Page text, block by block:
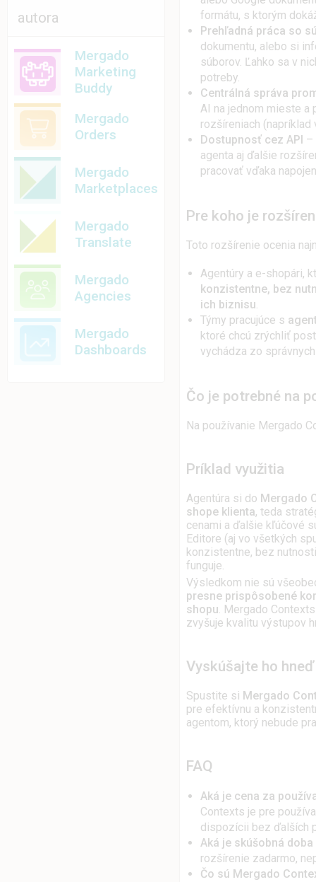
autora
Mergado
Marketing
Buddy
Mergado
Orders
Mergado
Marketplaces
Mergado
Translate
Mergado
Agencies
Mergado
Dashboards
formátu, s ktorým
Prehľadná práca so
dokumentu, alebo si
súborov. Ľahko sa v
potreby.
Centrálná správa
AI na jednom mieste a
rozšíreniach (napríklad
Dostupnosť cez API –
agenta aj ďalšie
pracovať vďaka
Pre koho je
Toto rozšírenie ocenia
Agentúry a e-shopári,
konzistentne, bez
ich biznisu.
Týmy pracujúce s
ktoré chcú zrýchliť
vychádza zo
Čo je potrebné na
Na používanie Mergado
Príklad využitia
Agentúra si do Mergado
shope klienta, teda
cenami a ďalšie kľúčové
Editore (aj vo všetkých
konzistentne, bez
funguje.
Výsledkom nie sú
presne prispôsobené
shopu. Mergado
zvyšuje kvalitu výstupov
Vyskúšajte ho hneď
Spustite si Mergado
pre efektívnu a
agentom, ktorý nebude
FAQ
Aká je cena za
Contexts je pre
dispozícii bez ďalších
Aká je skúšobná
rozšírenie zadarmo,
Čo sú Mergado